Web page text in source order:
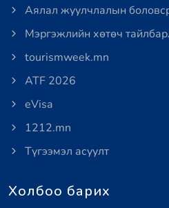
Аялал жуулчлалын
Мэргэжлийн хөтөч
tourismweek.mn
ATF 2026
eVisa
1212.mn
Түгээмэл асуулт
Холбоо барих